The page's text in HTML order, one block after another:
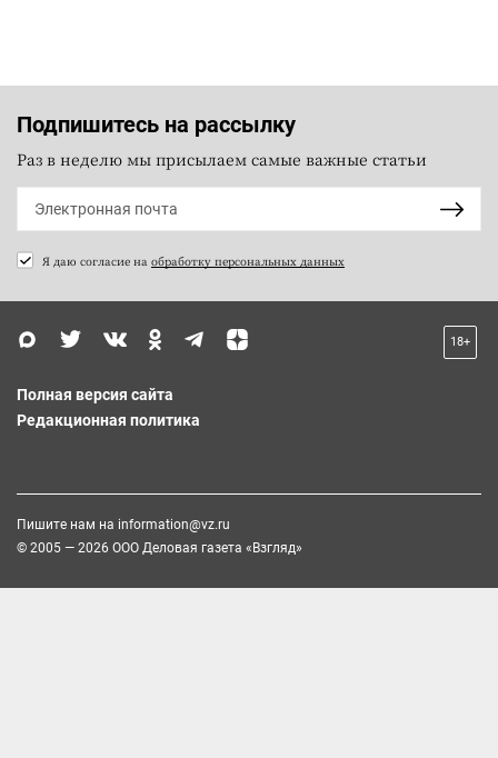
Подпишитесь на рассылку
Раз в неделю мы присылаем самые важные статьи
Я даю согласие на обработку персональных данных
18+
Полная версия сайта
Редакционная политика
Пишите нам на information@vz.ru
© 2005 — 2026 ООО Деловая газета «Взгляд»